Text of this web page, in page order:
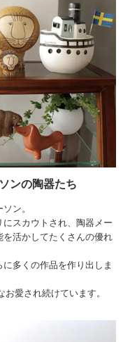
ンの陶器たち
ン。
スカウトされ、陶器メー
活かしてたくさんの優れ
多くの作品を作り出しま
愛され続けています。